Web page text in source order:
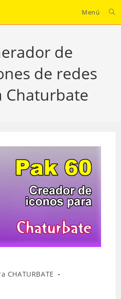
Menú
de
de redes
Chaturbate
CHATURBATE